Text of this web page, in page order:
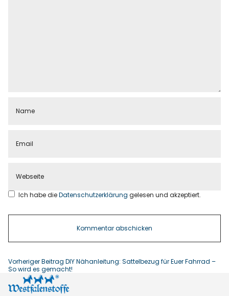
Ich habe dieDatenschutzerklärunggelesen und akzeptiert.
Vorheriger Beitrag DIY Nähanleitung: Sattelbezug für Euer Fahrrad –
So wird es gemacht!